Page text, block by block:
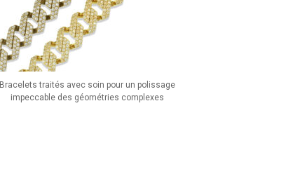
Bracelets traités avec soin pour un polissage
impeccable des géométries complexes